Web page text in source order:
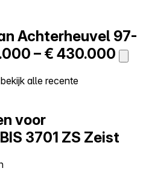
Achterheuvel 97-
– € 430.000
alle recente
voor
3701 ZS Zeist